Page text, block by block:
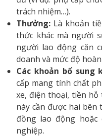
trách nhiệm…).
Thưởng: Là khoản
thức khác mà người
người lao động căn
doanh và mức độ
Các khoản bổ sung
cấp mang tính chất
xe, điện thoại, tiền
này cần được hai
đồng lao động hoặc
nghiệp.